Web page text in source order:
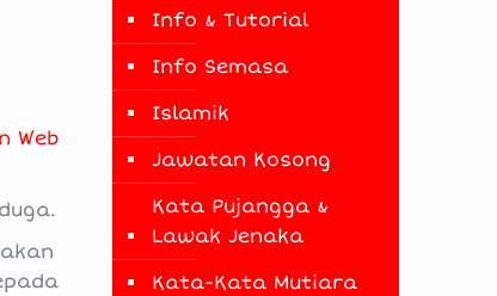
Web
Info & Tutorial
Info Semasa
Islamik
Jawatan Kosong
Kata Pujangga &
Lawak Jenaka
Kata-Kata Mutiara